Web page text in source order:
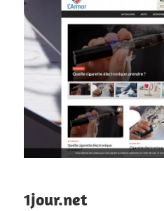
1jour.net